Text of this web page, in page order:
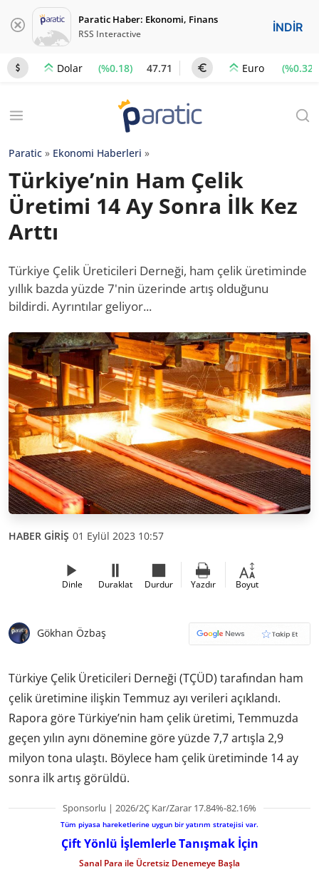
Paratic Haber: Ekonomi, Finans
RSS Interactive İNDİR
Dolar (%0.18) 47.71 Euro (%0.32)
Paratic » Ekonomi Haberleri »
Türkiye’nin Ham Çelik
Üretimi 14 Ay Sonra İlk Kez
Arttı
Türkiye Çelik Üreticileri Derneği, ham çelik üretiminde
yıllık bazda yüzde 7'nin üzerinde artış olduğunu
bildirdi. Ayrıntılar geliyor...
HABER GİRİŞ 01 Eylül 2023 10:57
Dinle Duraklat Durdur Yazdır Boyut
Gökhan Özbaş
Türkiye Çelik Üreticileri Derneği (TÇÜD) tarafından ham
çelik üretimine ilişkin Temmuz ayı verileri açıklandı.
Rapora göre Türkiye’nin ham çelik üretimi, Temmuzda
geçen yılın aynı dönemine göre yüzde 7,7 artışla 2,9
milyon tona ulaştı. Böylece ham çelik üretiminde 14 ay
sonra ilk artış görüldü.
Sponsorlu | 2026/2Ç Kar/Zarar 17.84%-82.16%
Tüm piyasa hareketlerine uygun bir yatırım stratejisi var.
Çift Yönlü İşlemlerle Tanışmak İçin
Sanal Para ile Ücretsiz Denemeye Başla